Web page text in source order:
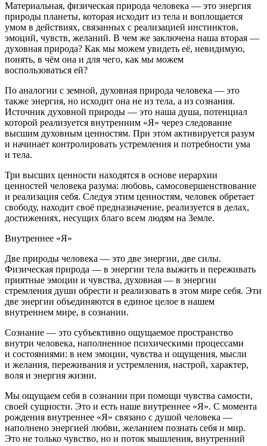
Материальная, физическая природа человека — это энергия
природы планеты, которая исходит из тела и воплощается
умом в действиях, связанных с реализацией инстинктов,
эмоций, чувств, желаний. В чем же заключена наша вторая —
духовная природа? Как мы можем увидеть её, невидимую,
понять, в чём она и для чего, как мы можем
воспользоваться ей?
По аналогии с земной, духовная природа человека — это
также энергия, но исходит она не из тела, а из сознания.
Источник духовной природы — это наша душа, потенциал
которой реализуется внутренним «Я» через следование
высшим духовным ценностям. При этом активируется разум
и начинает контролировать устремления и потребности ума
и тела.
Три высших ценности находятся в основе иерархии
ценностей человека разума: любовь, самосовершенствование
и реализация себя. Следуя этим ценностям, человек обретает
свободу, находит своё предназначение, реализуется в делах,
достижениях, несущих благо всем людям на Земле.
Внутреннее «Я»
Две природы человека — это две энергии, две силы.
Физическая природа — в энергии тела выжить и переживать
приятные эмоции и чувства, духовная — в энергии
стремления души обрести и реализовать в этом мире себя. Эти
две энергии объединяются в единое целое в нашем
внутреннем мире, в сознании.
Сознание — это субъективно ощущаемое пространство
внутри человека, наполненное психическими процессами
и состояниями: в нем эмоции, чувства и ощущения, мысли
и желания, переживания и устремления, настрой, характер,
воля и энергия жизни.
Мы ощущаем себя в сознании при помощи чувства самости,
своей сущности. Это и есть наше внутреннее «Я». С момента
рождения внутреннее «Я» связано с душой человека —
наполнено энергией любви, желанием познать себя и мир.
Это не только чувство, но и поток мышления, внутренний